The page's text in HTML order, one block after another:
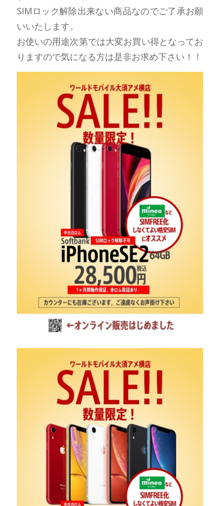
SIMロック解除出来ない商品なのでご了承お願
いいたします。
お使いの用途次第では大変お買い得となってお
りますので気になる方は是非お求め下さい！！